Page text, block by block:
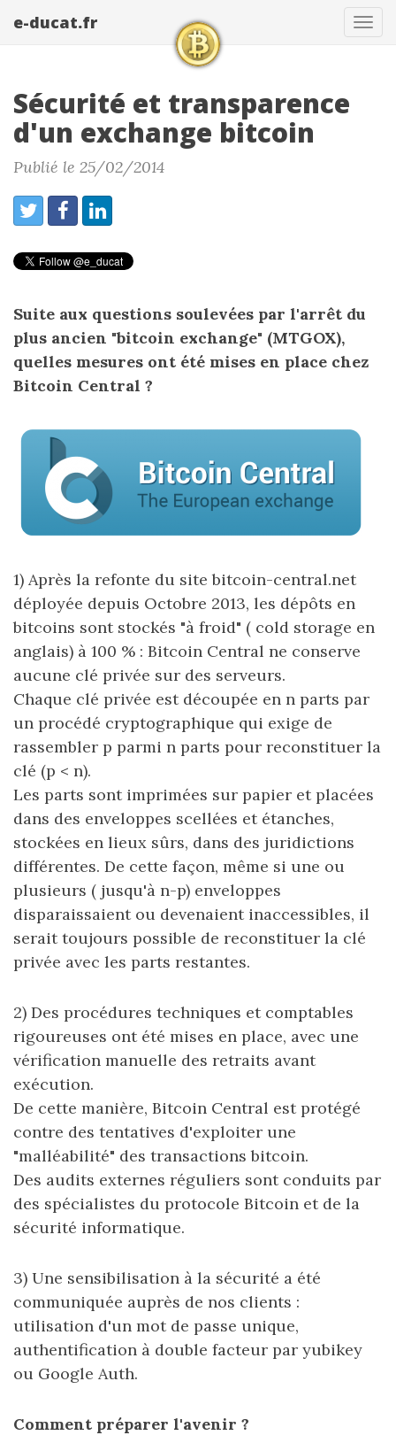
e-ducat.fr
Sécurité et transparence
d'un exchange bitcoin
Publié le 25/02/2014
Suite aux questions soulevées par l'arrêt du
plus ancien "bitcoin exchange" (MTGOX),
quelles mesures ont été mises en place chez
Bitcoin Central ?
1) Après la refonte du site bitcoin-central.net
déployée depuis Octobre 2013, les dépôts en
bitcoins sont stockés "à froid" ( cold storage en
anglais) à 100 % : Bitcoin Central ne conserve
aucune clé privée sur des serveurs.
Chaque clé privée est découpée en n parts par
un procédé cryptographique qui exige de
rassembler p parmi n parts pour reconstituer la
clé (p < n).
Les parts sont imprimées sur papier et placées
dans des enveloppes scellées et étanches,
stockées en lieux sûrs, dans des juridictions
différentes. De cette façon, même si une ou
plusieurs ( jusqu'à n-p) enveloppes
disparaissaient ou devenaient inaccessibles, il
serait toujours possible de reconstituer la clé
privée avec les parts restantes.
2) Des procédures techniques et comptables
rigoureuses ont été mises en place, avec une
vérification manuelle des retraits avant
exécution.
De cette manière, Bitcoin Central est protégé
contre des tentatives d'exploiter une
"malléabilité" des transactions bitcoin.
Des audits externes réguliers sont conduits par
des spécialistes du protocole Bitcoin et de la
sécurité informatique.
3) Une sensibilisation à la sécurité a été
communiquée auprès de nos clients :
utilisation d'un mot de passe unique,
authentification à double facteur par yubikey
ou Google Auth.
Comment préparer l'avenir ?